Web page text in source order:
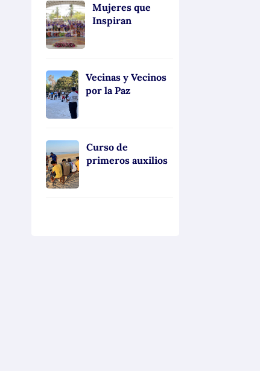
Mujeres que
Inspiran
Vecinas y Vecinos
por la Paz
Curso de
primeros auxilios